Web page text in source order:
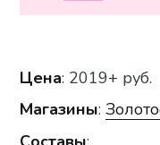
Цена: 2019+ руб.
Магазины: